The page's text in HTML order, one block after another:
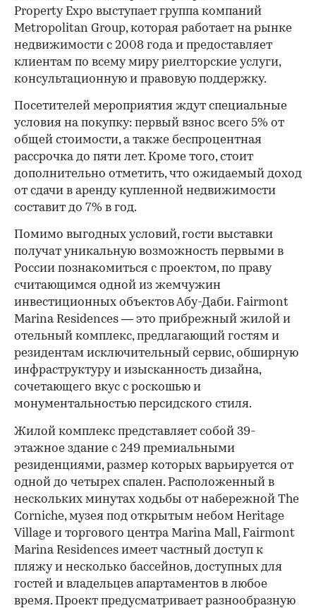
Property Expo выступает группа компаний
Metropolitan Group, которая работает на рынке
недвижимости с 2008 года и предоставляет
клиентам по всему миру риелторские услуги,
консультационную и правовую поддержку.
Посетителей мероприятия ждут специальные
условия на покупку: первый взнос всего 5% от
общей стоимости, а также беспроцентная
рассрочка до пяти лет. Кроме того, стоит
дополнительно отметить, что ожидаемый доход
от сдачи в аренду купленной недвижимости
составит до 7% в год.
Помимо выгодных условий, гости выставки
получат уникальную возможность первыми в
России познакомиться с проектом, по праву
считающимся одной из жемчужин
инвестиционных объектов Абу-Даби. Fairmont
Marina Residences — это прибрежный жилой и
отельный комплекс, предлагающий гостям и
резидентам исключительный сервис, обширную
инфраструктуру и изысканность дизайна,
сочетающего вкус с роскошью и
монументальностью персидского стиля.
Жилой комплекс представляет собой 39-
этажное здание с 249 премиальными
резиденциями, размер которых варьируется от
одной до четырех спален. Расположенный в
нескольких минутах ходьбы от набережной The
Corniche, музея под открытым небом Heritage
Village и торгового центра Marina Mall, Fairmont
Marina Residences имеет частный доступ к
пляжу и несколько бассейнов, доступных для
гостей и владельцев апартаментов в любое
время. Проект предусматривает разнообразную